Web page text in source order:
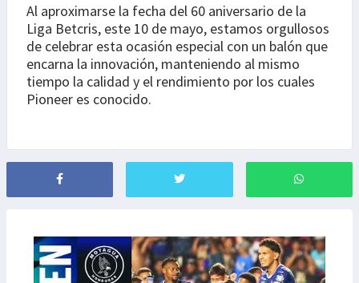
Al aproximarse la fecha del 60 aniversario de la
Liga Betcris, este 10 de mayo, estamos orgullosos
de celebrar esta ocasión especial con un balón que
encarna la innovación, manteniendo al mismo
tiempo la calidad y el rendimiento por los cuales
Pioneer es conocido.